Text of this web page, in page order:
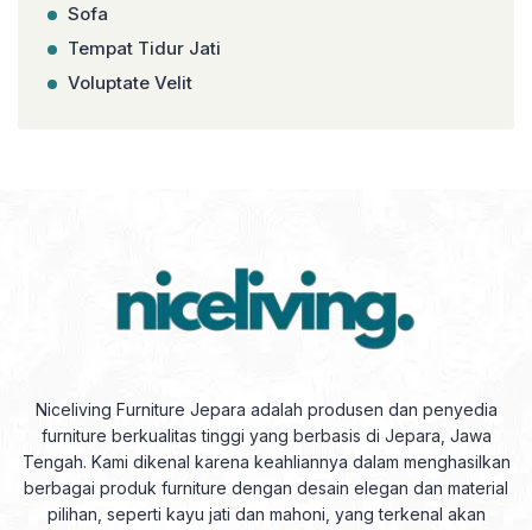
Sofa
Tempat Tidur Jati
Voluptate Velit
Niceliving Furniture Jepara adalah produsen dan penyedia
furniture berkualitas tinggi yang berbasis di Jepara, Jawa
Tengah. Kami dikenal karena keahliannya dalam menghasilkan
berbagai produk furniture dengan desain elegan dan material
pilihan, seperti kayu jati dan mahoni, yang terkenal akan